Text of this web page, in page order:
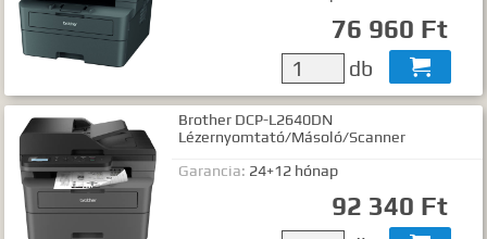
76 960 Ft
db 
Brother DCP-L2640DN
Lézernyomtató/Másoló/Scanner
Garancia: 24+12 hónap
92 340 Ft